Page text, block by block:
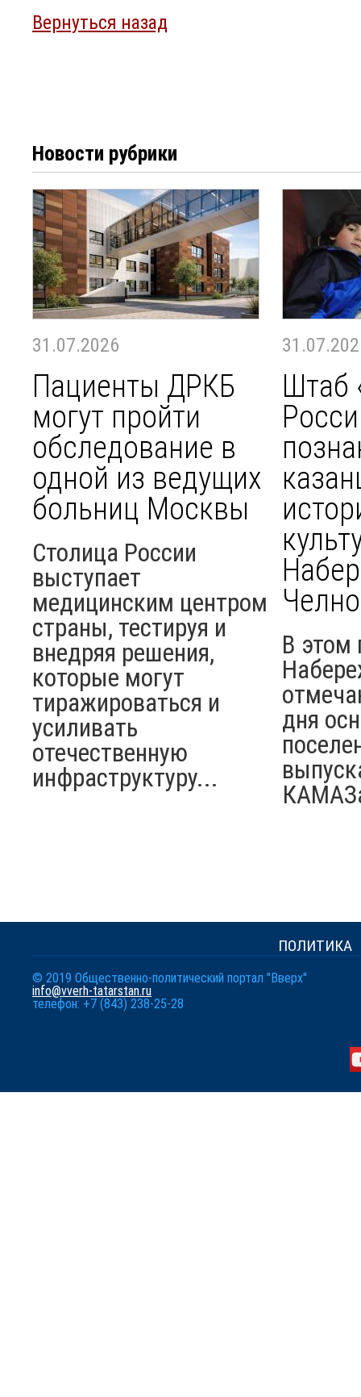
Вернуться назад
Новости рубрики
31.07.2026
Пациенты ДРКБ
могут пройти
обследование в
одной из ведущих
больниц Москвы
Столица России
выступает
медицинским центром
страны, тестируя и
внедряя решения,
которые могут
тиражироваться и
усиливать
отечественную
инфраструктуру...
Штаб
В этом
дня
ПОЛИТИКА
© 2019 Общественно-политический портал "Вверх"
info@vverh-tatarstan.ru
телефон: +7 (843) 238-25-28